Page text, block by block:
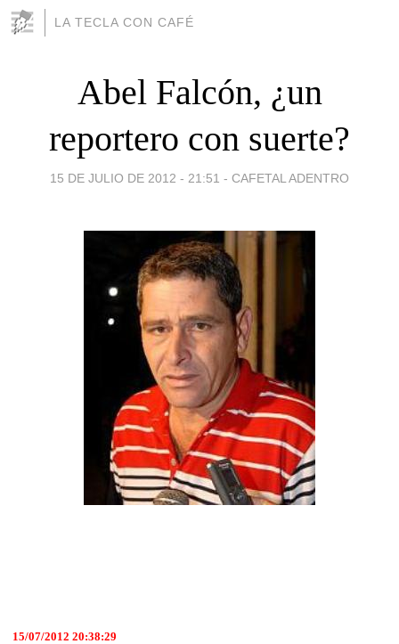
LA TECLA CON CAFÉ
Abel Falcón, ¿un
reportero con suerte?
15 DE JULIO DE 2012 - 21:51 - CAFETAL ADENTRO
15/07/2012 20:38:29